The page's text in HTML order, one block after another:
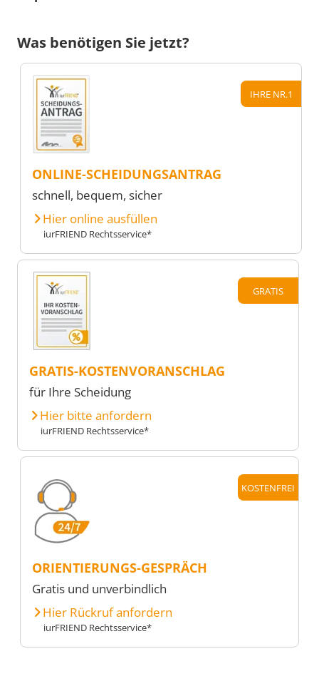
Was benötigen Sie jetzt?
IHRE NR.1
ONLINE-SCHEIDUNGSANTRAG
schnell, bequem, sicher
Hier online ausfüllen
iurFRIEND Rechtsservice*
GRATIS
GRATIS-KOSTENVORANSCHLAG
für Ihre Scheidung
Hier bitte anfordern
iurFRIEND Rechtsservice*
KOSTENFREI
ORIENTIERUNGS-GESPRÄCH
Gratis und unverbindlich
Hier Rückruf anfordern
iurFRIEND Rechtsservice*